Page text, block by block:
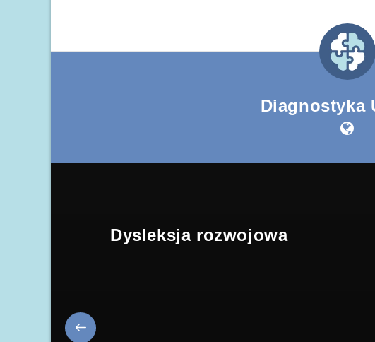
Diagnostyka
Dysleksja rozwojowa